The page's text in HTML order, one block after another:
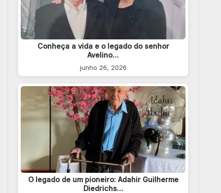
Conheça a vida e o legado do senhor
Avelino…
junho 26, 2026
O legado de um pioneiro: Adahir Guilherme
Diedrichs…